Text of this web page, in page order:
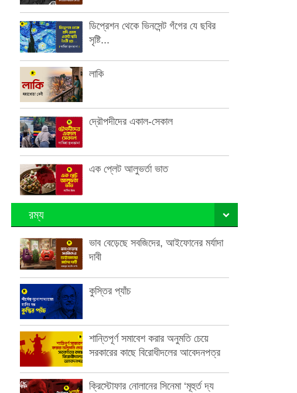
ডিপ্রেশন থেকে ভিনসেন্ট গঁগের যে ছবির
সৃষ্টি...
লাকি
দ্রৌপদীদের একাল-সেকাল
এক প্লেট আলুভর্তা ভাত
রম্য
ভাব বেড়েছে সবজিদের, আইফোনের মর্যাদা
দাবী
কুস্তির প্যাঁচ
শান্তিপূর্ণ সমাবেশ করার অনুমতি চেয়ে
সরকারের কাছে বিরোধীদলের আবেদনপত্র
ক্রিস্টোফার নোলানের সিনেমা ‘মূহুর্ত দ্য